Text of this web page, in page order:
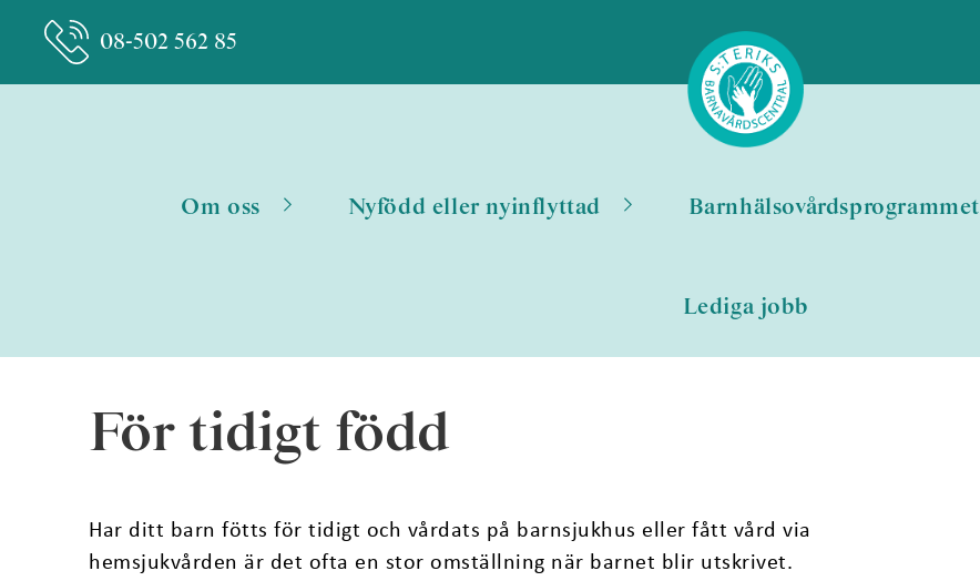
08-502 562 85
Om oss Nyfödd eller nyinflyttad Barnhälsovårdsprogrammet
Lediga jobb
För tidigt född
Har ditt barn fötts för tidigt och vårdats på barnsjukhus eller fått vård via
hemsjukvården är det ofta en stor omställning när barnet blir utskrivet.